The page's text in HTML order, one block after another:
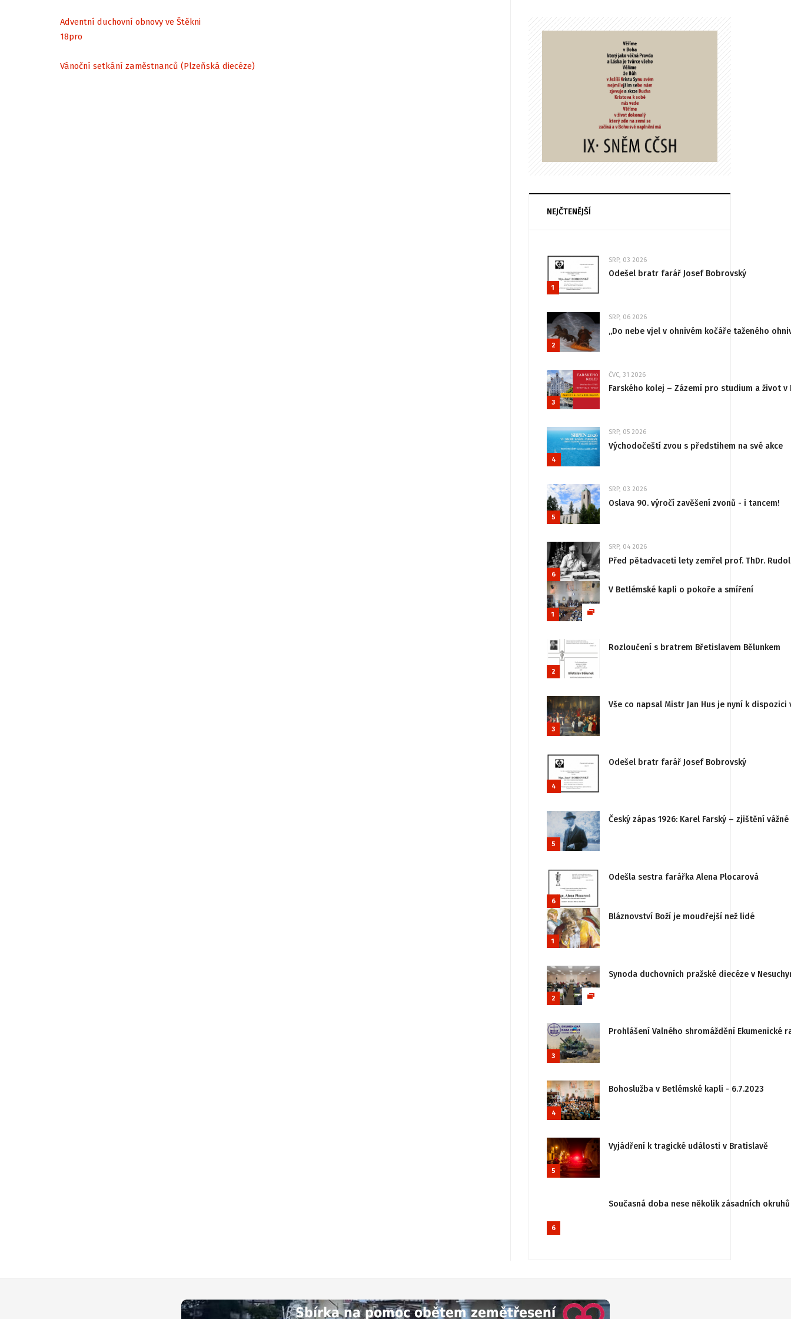
Adventní duchovní obnovy ve Štěkni
18pro
Vánoční setkání zaměstnanců (Plzeňská diecéze)
NEJČTENĚJŠÍ
1
SRP, 03 2026
Odešel bratr farář Josef Bobrovský
2
SRP, 06 2026
„Do nebe vjel v ohnivém kočáře taženého
3
ČVC, 31 2026
Farského kolej – Zázemí pro studium a život v
4
SRP, 05 2026
Východočeští zvou s předstihem na své akce
5
SRP, 03 2026
Oslava 90. výročí zavěšení zvonů - i tancem!
6
SRP, 04 2026
Před pětadvaceti lety zemřel prof. ThDr.
1
V Betlémské kapli o pokoře a smíření
2
Rozloučení s bratrem Břetislavem Bělunkem
3
Vše co napsal Mistr Jan Hus je nyní k
4
Odešel bratr farář Josef Bobrovský
5
Český zápas 1926: Karel Farský – zjištění
6
Odešla sestra farářka Alena Plocarová
1
Bláznovství Boží je moudřejší než lidé
2
Synoda duchovních pražské diecéze v
3
Prohlášení Valného shromáždění
4
Bohoslužba v Betlémské kapli - 6.7.2023
5
Vyjádření k tragické události v Bratislavě
6
Současná doba nese několik zásadních